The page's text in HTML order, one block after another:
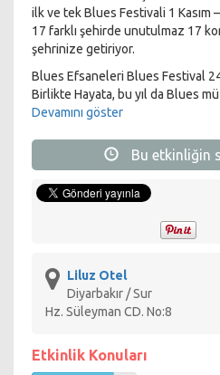
ilk ve tek Blues Festivali 1 Kasım
17 farklı şehirde unutulmaz 17
şehrinize getiriyor.
Blues Efsaneleri Blues Festival
Birlikte Hayata, bu yıl da Blues
ağırlamaya devam ediyor.
imza atarak Blues Müzik
gitarist ve söz yazarı Joe Louis
köklerini çağdaş Blues ve Soul ile
müziğin günümüzdeki en etkin
gelen Jimmy Burns ve ona bu
sanatçı, olağanüstü sesini
yaratan Katherine Davis olacak.
Blues Festival 24 ile Birlikte
aşağıdadır.
Devamını göster
Bu etkinliğin
Liluz Otel
Diyarbakır / Sur
Hz. Süleyman CD. No:8
Etkinlik Konuları